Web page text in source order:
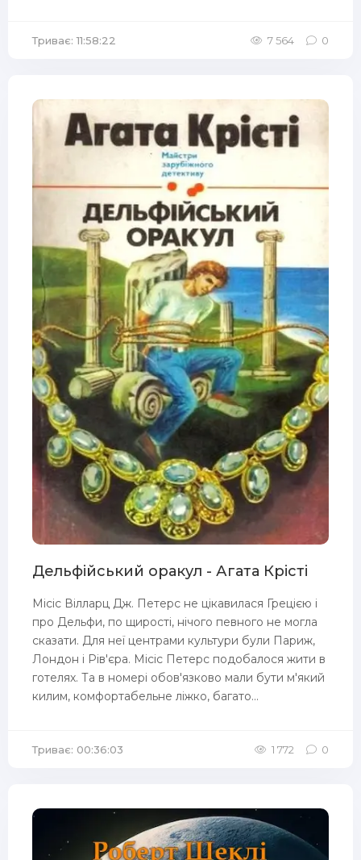
Триває: 11:58:22 7 564 0
Дельфійський оракул - Агата Крісті
Місіс Вілларц Дж. Петерс не цікавилася Грецією і
про Дельфи, по щирості, нічого певного не могла
сказати. Для неї центрами культури були Париж,
Лондон і Рів'єра. Місіс Петерс подобалося жити в
готелях. Та в номері обов'язково мали бути м'який
килим, комфортабельне ліжко, багато...
Триває: 00:36:03 1 772 0